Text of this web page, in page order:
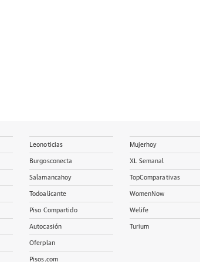
Leonoticias
Burgosconecta
Salamancahoy
Todoalicante
Piso Compartido
Autocasión
Oferplan
Pisos.com
Mujerhoy
XL Semanal
TopComparativas
WomenNow
Welife
Turium